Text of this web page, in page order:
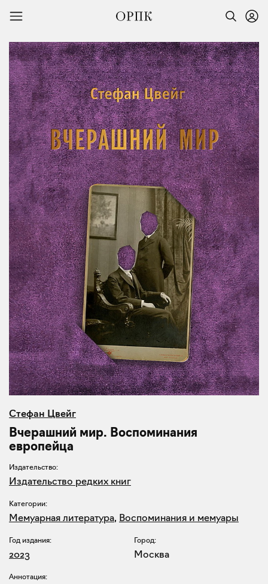
Стефан Цвейг
Вчерашний мир. Воспоминания
европейца
Издательство:
Издательство редких книг
Категории:
Мемуарная литература, Воспоминания и мемуары
Год издания:
2023
Город:
Москва
Аннотация: